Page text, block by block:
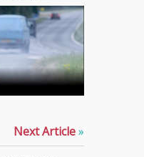
Next Article»